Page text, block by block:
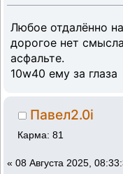
Любое отдалённо
дорогое нет
асфальте.
10w40 ему за глаза
Павел2.0i
Карма: 81
« 08 Августа 2025,